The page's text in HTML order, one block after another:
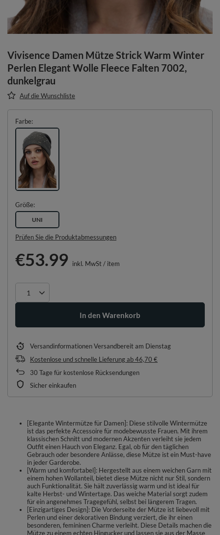
Vivisence Damen Mütze Strick Warm Winter
Perlen Elegant Wolle Fleece Falten 7002,
dunkelgrau
Auf die Wunschliste
Farbe
Größe
UNI
Prüfen Sie die Produktabmessungen
€53.99 inkl. MwSt/ item
In den Warenkorb
VersandinformationenVersandbereit am Dienstag
Kostenlose und schnelle Lieferungab46,70 €
30 Tage für kostenlose Rücksendungen
Sicher einkaufen
[Elegante Wintermütze für Damen]: Diese stilvolle Wintermütze
ist das perfekte Accessoire für modebewusste Frauen. Mit ihrem
klassischen Schnitt und modernen Akzenten verleiht sie jedem
Outfit einen Hauch von Eleganz. Egal, ob für den täglichen
Gebrauch oder besondere Anlässe, diese Mütze ist ein Must-have
in jeder Garderobe.
[Warm und komfortabel]: Hergestellt aus einem weichen Garn mit
einem hohen Wollanteil, bietet diese Mütze nicht nur Stil, sondern
auch Funktionalität. Sie hält zuverlässig warm und ist ideal für
kalte Herbst- und Wintertage. Das weiche Material sorgt zudem
für ein angenehmes Tragegefühl, selbst bei längerem Tragen.
[Einzigartiges Design]: Die Vorderseite der Mütze ist liebevoll mit
Perlen und einer dekorativen Bindung verziert, die ihr einen
besonderen, femininen Charme verleiht. Diese Details machen die
Mütze zu einem echten Hingucker und lassen sie aus der Masse